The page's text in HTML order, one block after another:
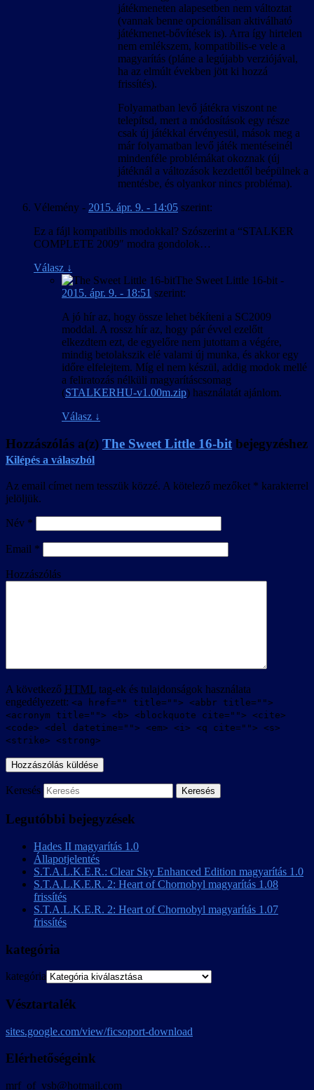
játékmeneten alapesetben nem változtat
(vannak benne opcionálisan aktiválható
játékmenet-bővítések is). Arra így hirtelen
nem emlékszem, kompatibilis-e vele a
magyarítás (pláne a legújabb verziójával,
ha az elmúlt években jött ki hozzá
frissítés).
Folyamatban levő játékra viszont ne
telepítsd, mert a módosítások egy része
csak új játékkal érvényesül, mások meg a
már folyamatban levő játék mentéseinél
mindenféle problémákat okoznak (új
játéknál a változások kezdettől beépülnek a
mentésbe, és olyankor nincs probléma).
Vélemény - 2015. ápr. 9. - 14:05 szerint:
Ez a fájl kompatibilis modokkal? Szószerint a “STALKER
COMPLETE 2009″ modra gondolok…
Válasz ↓
The Sweet Little 16-bit -
2015. ápr. 9. - 18:51 szerint:
A jó hír az, hogy össze lehet békíteni a SC2009
moddal. A rossz hír az, hogy pár évvel ezelőtt
elkezdtem ezt, de egyelőre nem jutottam a végére,
mindig betolakszik elé valami új munka, és akkor egy
időre elfelejtem. Míg el nem készül, addig modok mellé
a feliratozás nélküli magyarításcsomag
(STALKERHU-v1.00m.zip) használatát ajánlom.
Válasz ↓
Hozzászólás a(z) The Sweet Little 16-bit bejegyzéshez
Kilépés a válaszból
Az email címet nem tesszük közzé. A kötelező mezőket * karakterrel
jelöljük.
Név *
Email *
Hozzászólás
A következő HTML tag-ek és tulajdonságok használata
engedélyezett: <a href="" title=""> <abbr title="">
<acronym title=""> <b> <blockquote cite=""> <cite>
<code> <del datetime=""> <em> <i> <q cite=""> <s>
<strike> <strong>
Keresés
Legutóbbi bejegyzések
Hades II magyarítás 1.0
Állapotjelentés
S.T.A.L.K.E.R.: Clear Sky Enhanced Edition magyarítás 1.0
S.T.A.L.K.E.R. 2: Heart of Chornobyl magyarítás 1.08
frissítés
S.T.A.L.K.E.R. 2: Heart of Chornobyl magyarítás 1.07
frissítés
kategória
kategória
Vésztartalék
sites.google.com/view/ficsoport-download
Elérhetőségeink
mrf_of_vsb@hotmail.com